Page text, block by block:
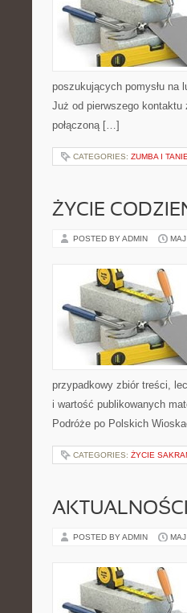
poszukujących pomysłu na
Już od pierwszego
połączoną […]
CATEGORIES: ZUMBA I
ŻYCIE
POSTED BY ADMIN
przypadkowy zbiór treści,
i wartość publikowanych
Podróże po Polskich
CATEGORIES: ŻYCIE
POSTED BY ADMIN